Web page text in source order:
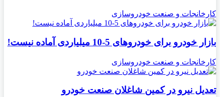
کارخانجات و صنعت خودروسازی
بازار خودرو برای خودروهای 5-10 میلیاردی آماده نیست!
کارخانجات و صنعت خودروسازی
تعدیل نیرو در کمین شاغلان صنعت خودرو